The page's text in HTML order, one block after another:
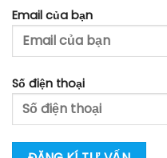
Email của bạn
Số điện thoại